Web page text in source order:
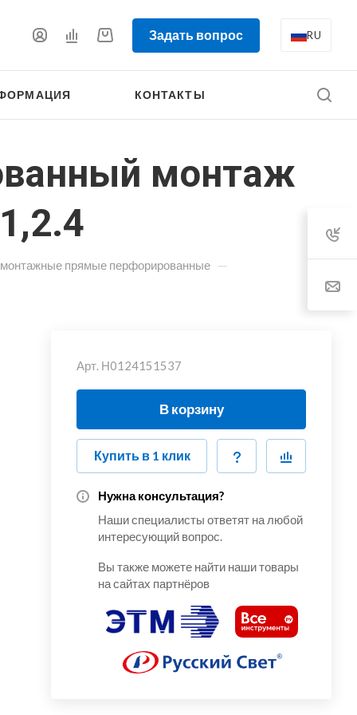
Задать вопрос RU
КОНТАКТЫ
монтаж
монтажные прямые перфорированные —
Арт. Н0124151537
В корзину
Купить в 1 клик
Нужна консультация?
Наши специалисты ответят на любой
интересующий вопрос.
Вы также можете найти наши товары
на сайтах партнёров